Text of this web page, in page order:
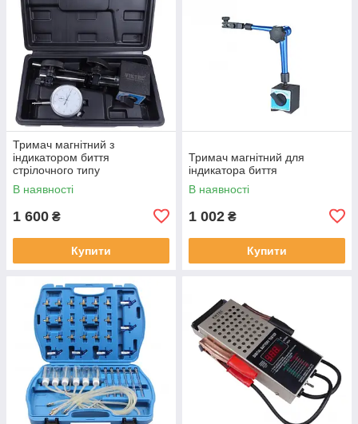
Тримач магнітний з
індикатором биття
стрілочного типу
В наявності
1 600 ₴
Купити
Тримач магнітний для
індикатора биття
В наявності
1 002 ₴
Купити